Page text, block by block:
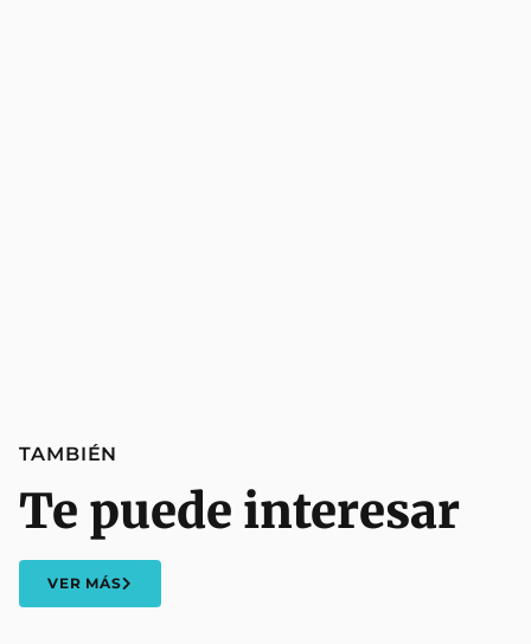
TAMBIÉN
Te puede interesar
VER MÁS